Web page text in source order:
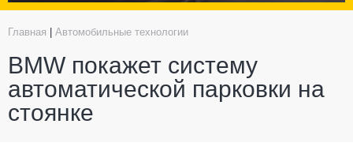
Главная Автомобильные технологии
BMW покажет систему
автоматической парковки на
стоянке